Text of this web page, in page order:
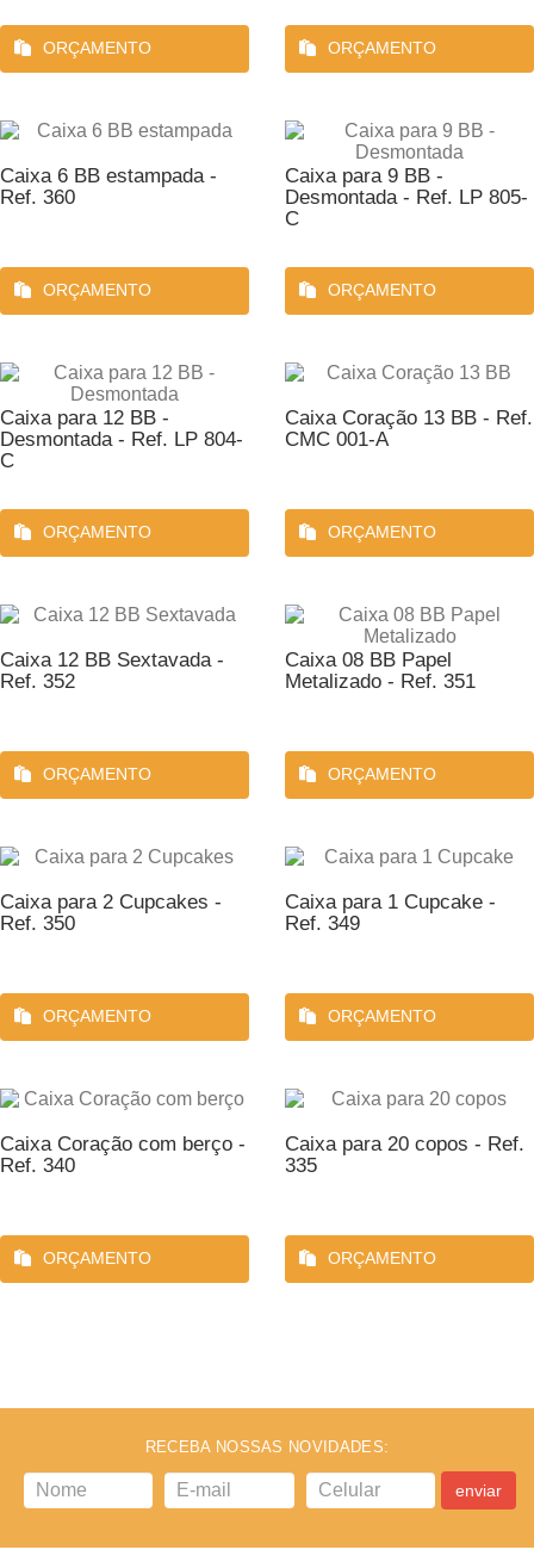
ORÇAMENTO ORÇAMENTO
Caixa 6 BB estampada -
Ref. 360
ORÇAMENTO
Caixa para 9 BB -
Desmontada - Ref. LP 805-
C
ORÇAMENTO
Caixa para 12 BB -
Desmontada - Ref. LP 804-
C
ORÇAMENTO
Caixa Coração 13 BB - Ref.
CMC 001-A
ORÇAMENTO
Caixa 12 BB Sextavada -
Ref. 352
ORÇAMENTO
Caixa 08 BB Papel
Metalizado - Ref. 351
ORÇAMENTO
Caixa para 2 Cupcakes -
Ref. 350
ORÇAMENTO
Caixa para 1 Cupcake -
Ref. 349
ORÇAMENTO
Caixa Coração com berço -
Ref. 340
ORÇAMENTO
Caixa para 20 copos - Ref.
335
ORÇAMENTO
RECEBA NOSSAS NOVIDADES:
enviar